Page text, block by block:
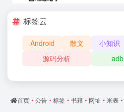
标签云
Android 散文 小知识
源码分析
adb
首页 • 公告 • 标签 • 书籍 • 网址 • 米表 •